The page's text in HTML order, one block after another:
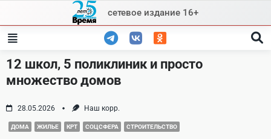
content
сетевое издание 16+
12 школ, 5 поликлиник и просто
множество домов
28.05.2026 Наш корр.
ДОМА ЖИЛЬЕ КРТ СОЦСФЕРА СТРОИТЕЛЬСТВО